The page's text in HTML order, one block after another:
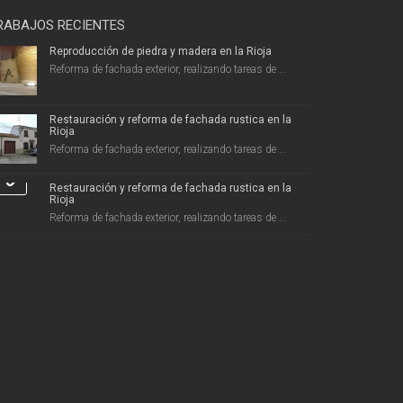
RECIENTES
Reproducción de piedra y madera en la Rioja
Reforma de fachada exterior, realizando tareas de ...
Restauración y reforma de fachada rustica en la
Rioja
Reforma de fachada exterior, realizando tareas de ...
Restauración y reforma de fachada rustica en la
Rioja
Reforma de fachada exterior, realizando tareas de ...